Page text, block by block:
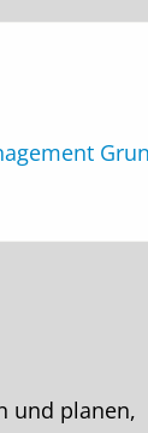
und planen,